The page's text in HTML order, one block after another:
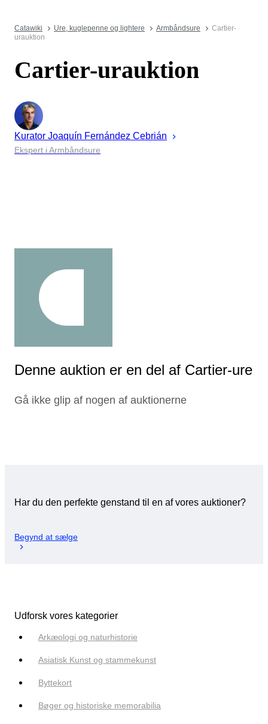
Catawiki Ure, kuglepenne og lightere Armbåndsure
Cartier-
urauktion
Cartier-urauktion
Kurator Joaquín Fernández Cebrián
Ekspert i Armbåndsure
Denne auktion er en del af Cartier-ure
Gå ikke glip af nogen af auktionerne
Har du den perfekte genstand til en af vores auktioner?
Begynd at sælge
Udforsk vores kategorier
Arkæologi og naturhistorie
Asiatisk Kunst og stammekunst
Byttekort
Bøger og historiske memorabilia